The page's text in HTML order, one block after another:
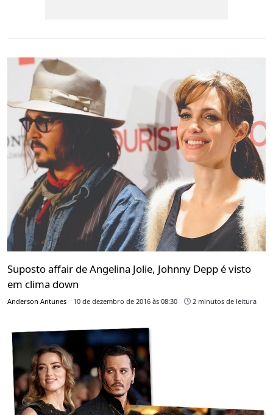
Suposto affair de Angelina Jolie, Johnny Depp é visto
em clima down
Anderson Antunes 10 de dezembro de 2016 às 08:30 2 minutos de leitura